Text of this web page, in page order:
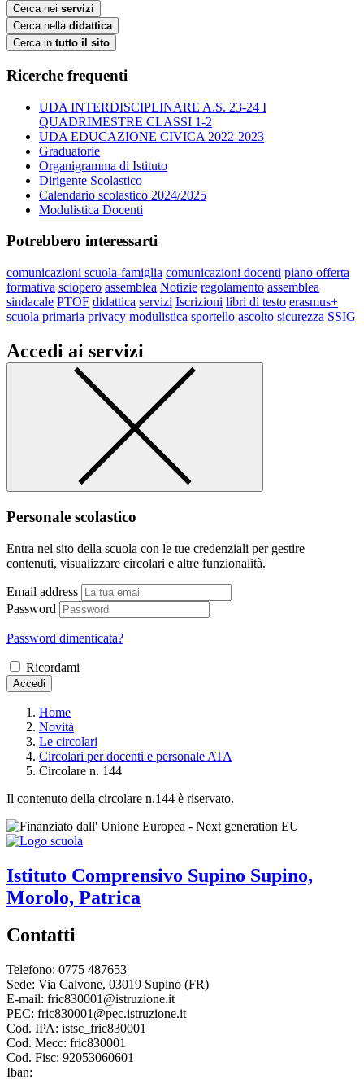
Cerca nei servizi
Cerca nella didattica
Cerca in tutto il sito
Ricerche frequenti
UDA INTERDISCIPLINARE A.S. 23-24 I
QUADRIMESTRE CLASSI 1-2
UDA EDUCAZIONE CIVICA 2022-2023
Graduatorie
Organigramma di Istituto
Dirigente Scolastico
Calendario scolastico 2024/2025
Modulistica Docenti
Potrebbero interessarti
comunicazioni scuola-famiglia comunicazioni docenti piano offerta
formativa sciopero assemblea Notizie regolamento assemblea
sindacale PTOF didattica servizi Iscrizioni libri di testo erasmus+
scuola primaria privacy modulistica sportello ascolto sicurezza SSIG
Accedi ai servizi
Personale scolastico
Entra nel sito della scuola con le tue credenziali per gestire
contenuti, visualizzare circolari e altre funzionalità.
Email address
Password
Password dimenticata?
Ricordami
Accedi
Home
Novità
Le circolari
Circolari per docenti e personale ATA
Circolare n. 144
Il contenuto della circolare n.144 è riservato.
Istituto Comprensivo Supino Supino,
Morolo, Patrica
Contatti
Telefono: 0775 487653
Sede: Via Calvone, 03019 Supino (FR)
E-mail: fric830001@istruzione.it
PEC: fric830001@pec.istruzione.it
Cod. IPA: istsc_fric830001
Cod. Mecc: fric830001
Cod. Fisc: 92053060601
Iban: